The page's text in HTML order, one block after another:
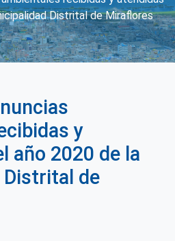
Distrital de Miraflores
y
año 2020 de la
de